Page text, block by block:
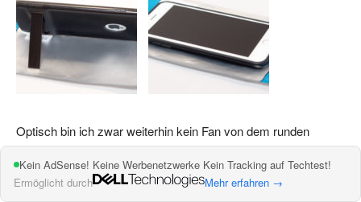
Optisch bin ich zwar weiterhin kein Fan von dem runden
eine etwas sauberere Optik, allerdings habe ich ansonsten
nicht viel an der JETech zu bemängeln.
Kein AdSense! Keine Werbenetzwerke Kein Tracking auf Techtest!
Ermöglicht durch
Mehr erfahren →